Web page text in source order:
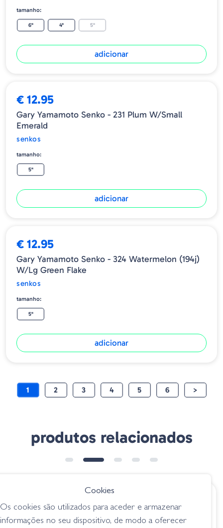
tamanho:
6" 4" 5"
adicionar
€ 12.95
Gary Yamamoto Senko - 231 Plum W/Small
Emerald
senkos
tamanho:
5"
adicionar
€ 12.95
Gary Yamamoto Senko - 324 Watermelon (194j)
W/lg Green Flake
senkos
tamanho:
5"
adicionar
1 2 3 4 5 6 >
produtos relacionados
€ 9.55
Zoom Zlinky 138-
Yum Dinger YDG -
Cookies
Os cookies são utilizados para aceder e armazenar
informações no seu dispositivo, de modo a oferecer